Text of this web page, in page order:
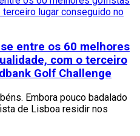
entre os 60 melhores
com o terceiro
Golf Challenge
Embora pouco badalado
de Lisboa residir nos